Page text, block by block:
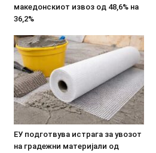
македонскиот извоз од 48,6% на
36,2%
ЕУ подготвува истрага за увозот
на градежни материјали од